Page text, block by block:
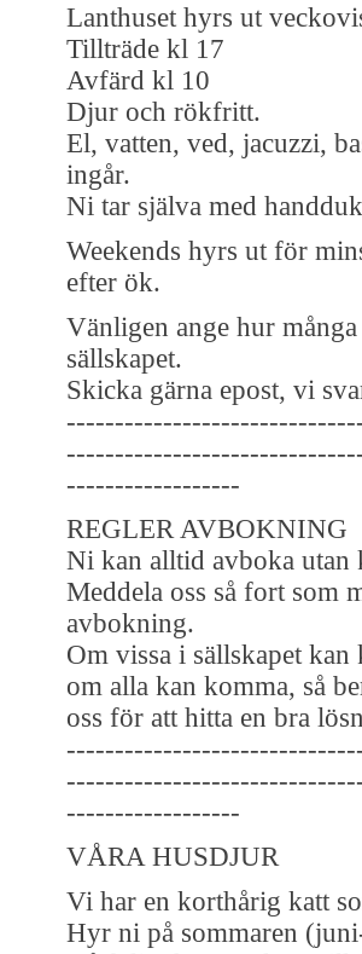
Lanthuset hyrs ut
Tillträde kl 17
Avfärd kl 10
Djur och rökfritt.
El, vatten, ved, jacuzzi,
ingår.
Ni tar själva med
Weekends hyrs ut för
efter ök.
Vänligen ange hur
sällskapet.
Skicka gärna epost, vi
------------------
REGLER AVBOKNING
Ni kan alltid avboka utan
Meddela oss så fort som
avbokning.
Om vissa i sällskapet
om alla kan komma, så
oss för att hitta en bra
------------------
VÅRA HUSDJUR
Vi har en korthårig katt
Hyr ni på sommaren